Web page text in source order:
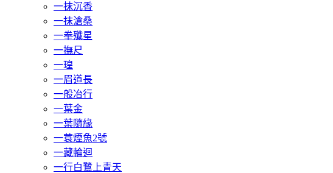
一抹沉香
一抹滄桑
一拳殲星
一撫尺
一瑝
一眉道長
一般冶行
一葉金
一葉隨緣
一蓑煙魚2號
一藏輪迴
一行白鷺上青天